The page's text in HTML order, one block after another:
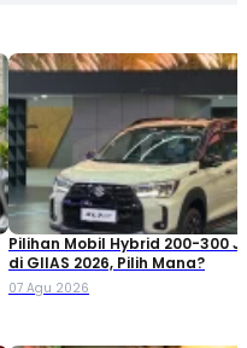
Pilihan Mobil Hybrid 200-300
di GIIAS 2026, Pilih Mana?
07 Agu 2026